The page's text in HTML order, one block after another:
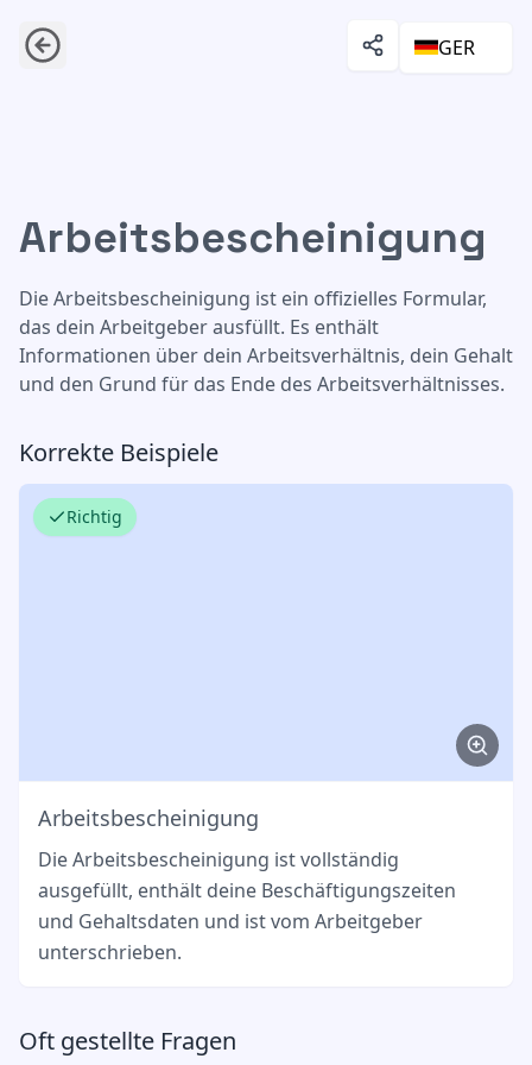
GER
Arbeitsbescheinigung
Arbeitsbescheinigung
Die Arbeitsbescheinigung ist ein offizielles Formular,
das dein Arbeitgeber ausfüllt. Es enthält
Informationen über dein Arbeitsverhältnis, dein Gehalt
und den Grund für das Ende des Arbeitsverhältnisses.
Korrekte Beispiele
Richtig
Arbeitsbescheinigung
Die Arbeitsbescheinigung ist vollständig
ausgefüllt, enthält deine Beschäftigungszeiten
und Gehaltsdaten und ist vom Arbeitgeber
unterschrieben.
Oft gestellte Fragen